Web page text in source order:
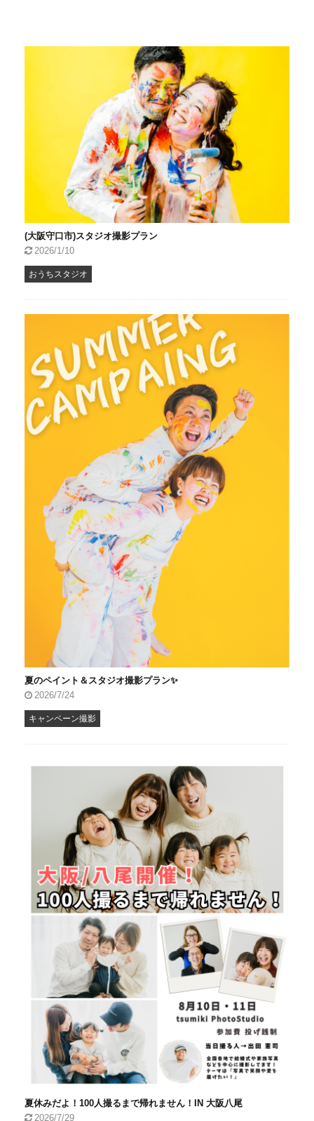
(大阪守口市)スタジオ撮影プラン
2026/1/10
おうちスタジオ
夏のペイント＆スタジオ撮影プラン✨
2026/7/24
キャンペーン撮影
夏休みだよ！100人撮るまで帰れません！IN 大阪八尾
2026/7/29